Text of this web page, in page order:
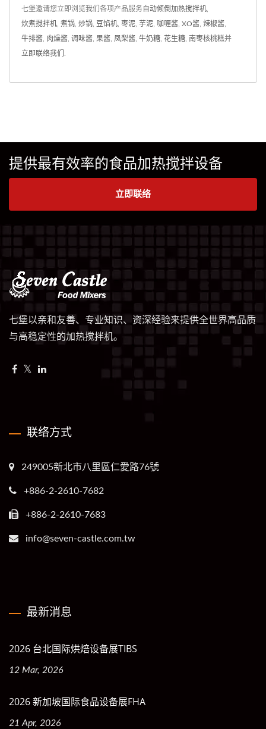
七堡邀请您立即浏览我们各项产品服务 自动倾倒加热搅拌机
炊煮搅拌机 煮锅 炒锅 豆馅机 枣泥 芋泥 咖喱酱 XO酱 辣椒酱
牛排酱 肉燥酱 调味酱 果酱 凤梨酱 牛奶糖 花生糖 南枣核桃糕并
立即联络我们
提供最有效率的食品加热搅拌设备
立即联络
七堡以亲和友善、专业知识、资深经验来提供全世界高品质
与高稳定性的加热搅拌机。
联络方式
249005新北市八里區仁愛路76號
+886-2-2610-7682
+886-2-2610-7683
info@seven-castle.com.tw
最新消息
2026 台北国际烘焙设备展TIBS
12 Mar, 2026
2026 新加坡国际食品设备展FHA
21 Apr, 2026